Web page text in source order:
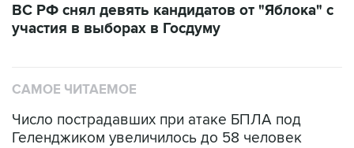
ВС РФ снял девять кандидатов от "Яблока" с
участия в выборах в Госдуму
САМОЕ ЧИТАЕМОЕ
Число пострадавших при атаке БПЛА под
Геленджиком увеличилось до 58 человек